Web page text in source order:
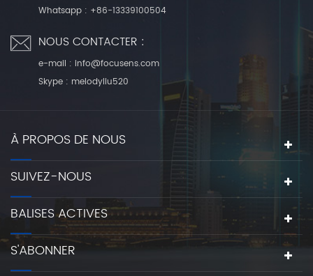
Whatsapp : +86-13339100504
NOUS CONTACTER :
e-mail : info@focusens.com
Skype : melodyliu520
À PROPOS DE NOUS
SUIVEZ-NOUS
BALISES ACTIVES
S'ABONNER